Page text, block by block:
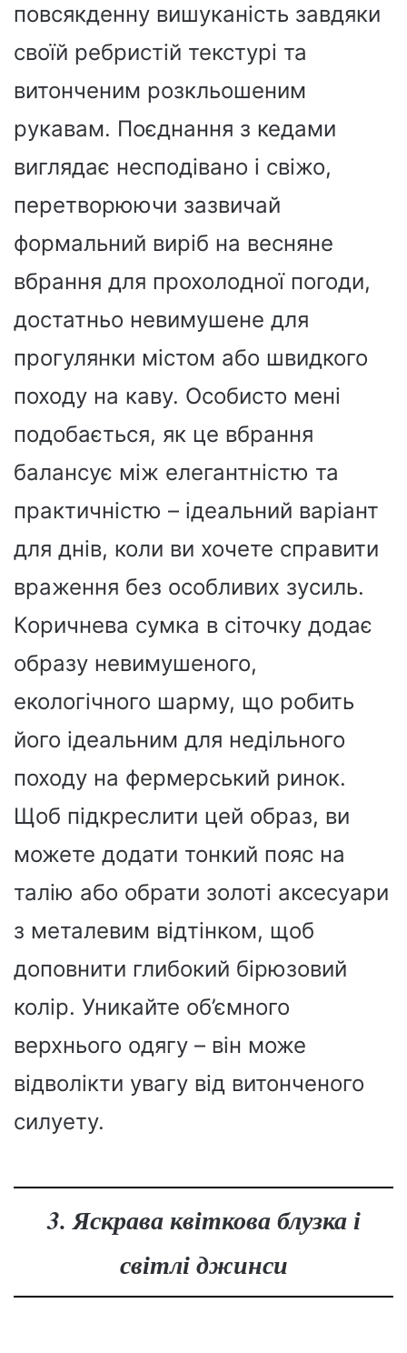
повсякденну вишуканість завдяки
своїй ребристій текстурі та
витонченим розкльошеним
рукавам. Поєднання з кедами
виглядає несподівано і свіжо,
перетворюючи зазвичай
формальний виріб на весняне
вбрання для прохолодної погоди,
достатньо невимушене для
прогулянки містом або швидкого
походу на каву. Особисто мені
подобається, як це вбрання
балансує між елегантністю та
практичністю – ідеальний варіант
для днів, коли ви хочете справити
враження без особливих зусиль.
Коричнева сумка в сіточку додає
образу невимушеного,
екологічного шарму, що робить
його ідеальним для недільного
походу на фермерський ринок.
Щоб підкреслити цей образ, ви
можете додати тонкий пояс на
талію або обрати золоті аксесуари
з металевим відтінком, щоб
доповнити глибокий бірюзовий
колір. Уникайте об’ємного
верхнього одягу – він може
відволікти увагу від витонченого
силуету.
3. Яскрава квіткова блузка і
світлі джинси